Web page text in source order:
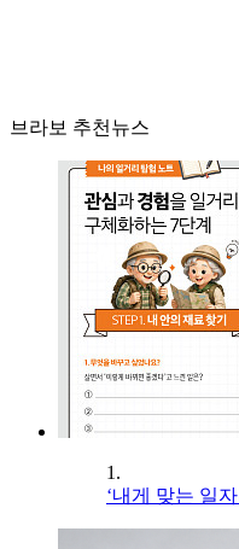
브라보 추천뉴스
1.
‘내게 맞는 일